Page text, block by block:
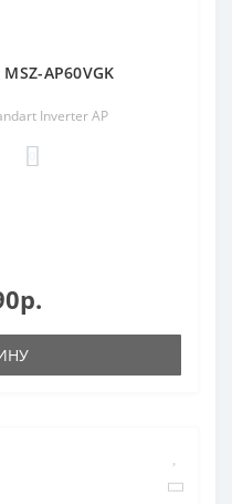
AP60VGK
Inverter AP